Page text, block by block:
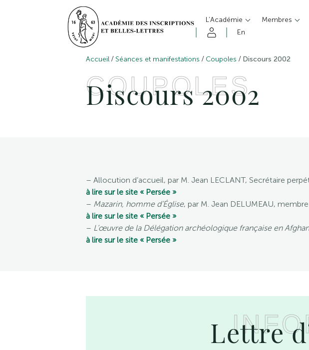
L’Académie Membres
En
Accueil / Séances et manifestations / Coupoles / Discours 2002
COUPOLES
Discours 2002
– Allocution d’accueil, par M. Jean LECLANT, Secrétaire
à lire sur le site « Persée »
– Mazarin, homme d’Église, par M. Jean DELUMEAU,
à lire sur le site « Persée »
– L’œuvre de la Délégation archéologique française en
à lire sur le site « Persée »
Lettre